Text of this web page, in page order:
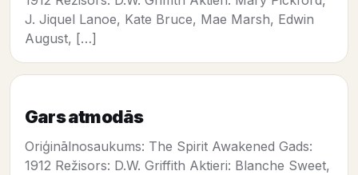
J. Jiquel Lanoe, Kate Bruce, Mae Marsh, Edwin
August, […]
Gars atmodās
Oriģinālnosaukums: The Spirit Awakened Gads:
1912 Režisors: D.W. Griffith Aktieri: Blanche Sweet,